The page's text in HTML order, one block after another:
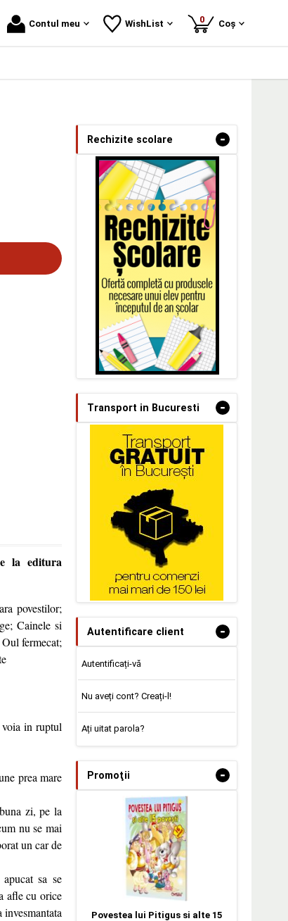
Contul meu WishList 0produse
Coș
la editura
povestilor;
Cainele si
fermecat;
voia in ruptul
prea mare
zi, pe la
nu se mai
un car de
sa se
afle cu orice
Rechizite scolare -
Transport in Bucuresti -
Autentificare client -
Autentificați-vă
Nu aveți cont? Creați-l!
Ați uitat parola?
Promoţii -
Povestea lui Pitigus si alte 15